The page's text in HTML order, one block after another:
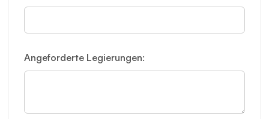
Angeforderte Legierungen: